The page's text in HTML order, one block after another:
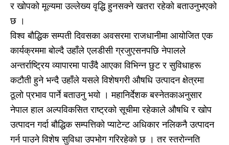
र खोपको मूल्यमा उल्लेख्य वृद्धि हुनसक्ने खतरा रहेको बताउनुभएको
छ ।
विश्व बौद्धिक सम्पती दिवसका अवसरमा राजधानीमा आयोजित एक
कार्यक्रममा बोल्दै उहाँले एलडीसी ग्रजुएसनपछि नेपालले
अन्तर्राष्ट्रिय व्यापारमा पाउँदै आएका विभिन्न छुट र सुविधाहरू
कटौती हुने भन्दै उहाँले यसले विशेषगरी औषधि उत्पादन क्षेत्रमा
ठूलो प्रभाव पार्ने बताउनु भयो । महानिर्देशक बस्नेतकाअनुसार
नेपाल हाल अल्पविकसित राष्ट्रको सूचीमा रहेकाले औषधि र खोप
उत्पादन गर्दा बौद्धिक सम्पत्तिको प्याटेन्ट अधिकार नलिकनै उत्पादन
गर्न पाउने विशेष सुविधा उपभोग गरिरहेको छ । तर स्तरोन्नति